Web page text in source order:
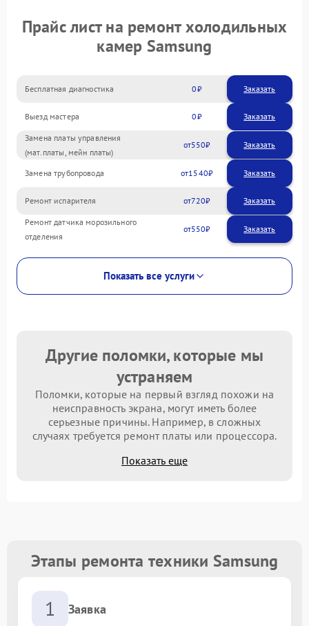
Прайс лист на ремонт холодильных
камер Samsung
Бесплатная диагностика 0 Заказать
Выезд мастера 0 Заказать
Замена платы управления
(мат.платы, мейн платы)
550
Замена трубопровода 1540
Ремонт испарителя 720
Ремонт датчика морозильного
отделения
550
Показать все услуги
Другие поломки, которые мы
устраняем
Поломки, которые на первый взгляд похожи на
неисправность экрана, могут иметь более
серьезные причины. Например, в сложных
случаях требуется ремонт платы или процессора.
Показать еще
Этапы ремонта техники Samsung
1 Заявка